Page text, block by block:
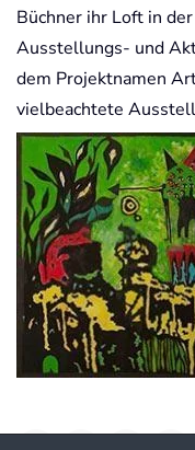
Büchner ihr Loft in
Ausstellungs- und
dem Projektnamen
vielbeachtete